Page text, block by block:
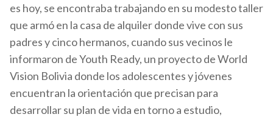
es hoy, se encontraba trabajando en su modesto taller
que armó en la casa de alquiler donde vive con sus
padres y cinco hermanos, cuando sus vecinos le
informaron de Youth Ready, un proyecto de World
Vision Bolivia donde los adolescentes y jóvenes
encuentran la orientación que precisan para
desarrollar su plan de vida en torno a estudio,